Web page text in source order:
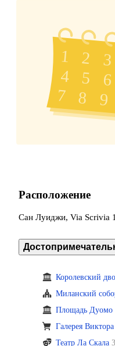
Расположение
Сан Луиджи, Via Scrivia
Королевский
Миланский
Площадь Дуомо
Галерея
Театр Ла Скала